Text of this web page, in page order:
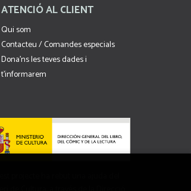
ATENCIÓ AL CLIENT
Qui som
Contacteu / Comandes especials
Dona'ns les teves dades i
t'informarem